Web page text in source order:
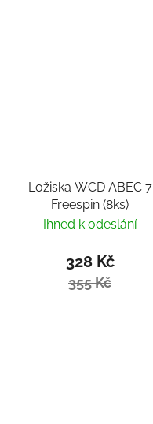
Ložiska WCD ABEC 7
Freespin (8ks)
Ihned k odeslání
328 Kč
355 Kč